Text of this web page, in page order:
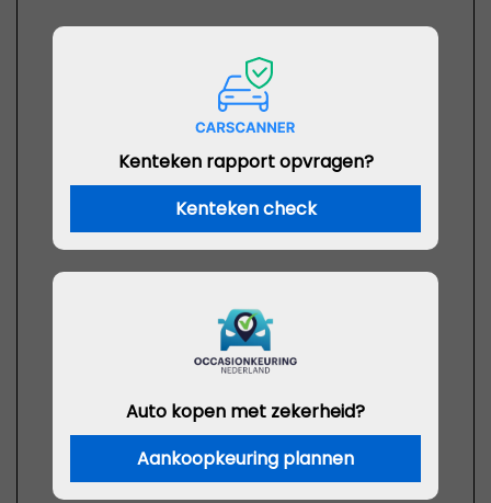
Kenteken rapport opvragen?
Kenteken check
Auto kopen met zekerheid?
Aankoopkeuring plannen